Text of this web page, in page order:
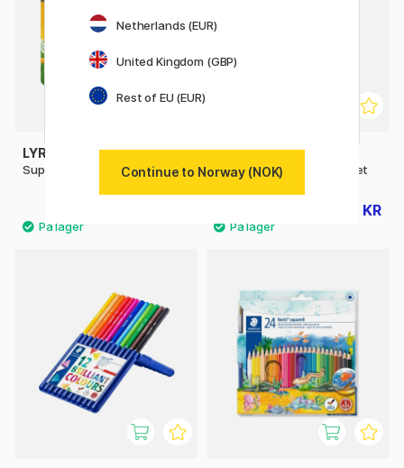
LYRA
Super Ferby 18-set
GIOTTO
Be-bè Fargeblyanter 12-set
184 KR
Netherlands (EUR)
United Kingdom (GBP)
Rest of EU (EUR)
Continue to Norway (NOK)